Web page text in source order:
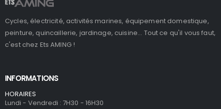
Cycles, électricité, activités marines, équipement domestique,
peinture, quincaillerie, jardinage, cuisine... Tout ce qu'il vous faut,
c'est chez Ets AMING !
INFORMATIONS
HORAIRES
Lundi - Vendredi : 7H30 - 16H30